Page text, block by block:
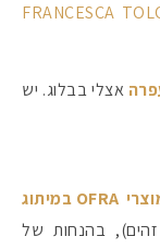
FRANCESCA
אצלי בבלוג. יש
הסייל הגדול שיש על מוצרי OFRA במיתוג
בהנחות של